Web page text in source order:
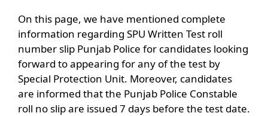
On this page, we have mentioned complete
information regarding SPU Written Test roll
number slip Punjab Police for candidates looking
forward to appearing for any of the test by
Special Protection Unit. Moreover, candidates
are informed that the Punjab Police Constable
roll no slip are issued 7 days before the test date.